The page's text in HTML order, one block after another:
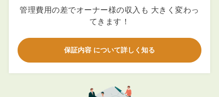
管理費用の差でオーナー様の収入も 大きく変わっ
てきます！
保証内容 について詳しく知る